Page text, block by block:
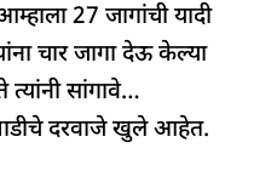
27 जागांची यादी
चार जागा देऊ केल्या
सांगावे…
दरवाजे खुले आहेत.